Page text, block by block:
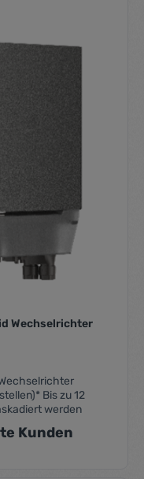
Wechselrichter
Bis zu 12
werden
Kunden